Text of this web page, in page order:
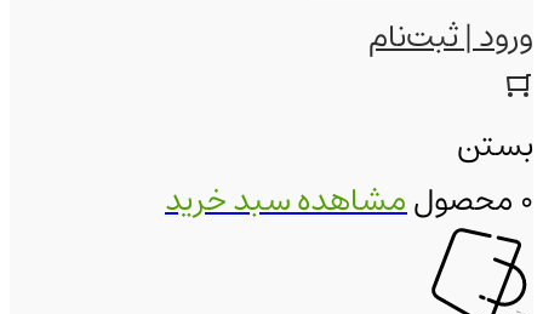
ورود | ثبت‌نام
بستن
0 محصول
مشاهده سبد خرید